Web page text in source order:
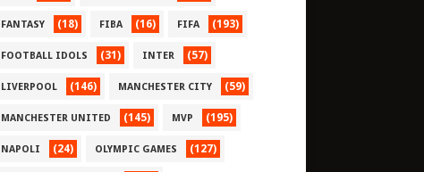
FANTASY (18) FIBA (16) FIFA (193)
FOOTBALL IDOLS (31) INTER (57)
LIVERPOOL (146) MANCHESTER CITY (59)
MANCHESTER UNITED (145) MVP (195)
NAPOLI (24) OLYMPIC GAMES (127)